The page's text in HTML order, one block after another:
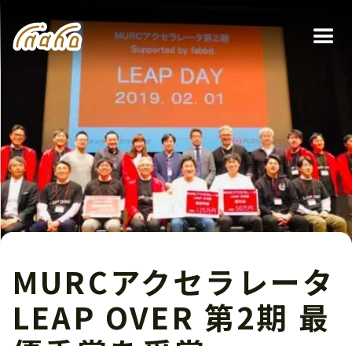
MURCアクセラレータ
LEAP OVER 第2期 最